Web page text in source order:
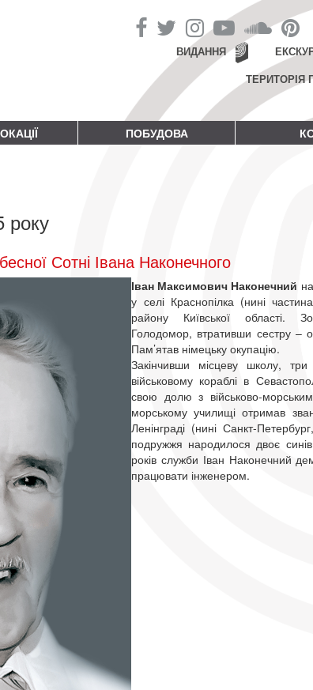
ВИДАННЯ
ТЕРИТОРІЯ
ПОБУДОВА
року
Сотні Івана Наконечного
Іван Максимович Наконечний
у селі Краснопілка (нині
району Київської області.
Голодомор, втративши сестру –
Пам’ятав німецьку окупацію.
Закінчивши місцеву школу,
військовому кораблі в
свою долю з військово-
морському училищі отримав
Ленінграді (нині Санкт-
подружжя народилося двоє
років служби Іван Наконечний
працювати інженером.